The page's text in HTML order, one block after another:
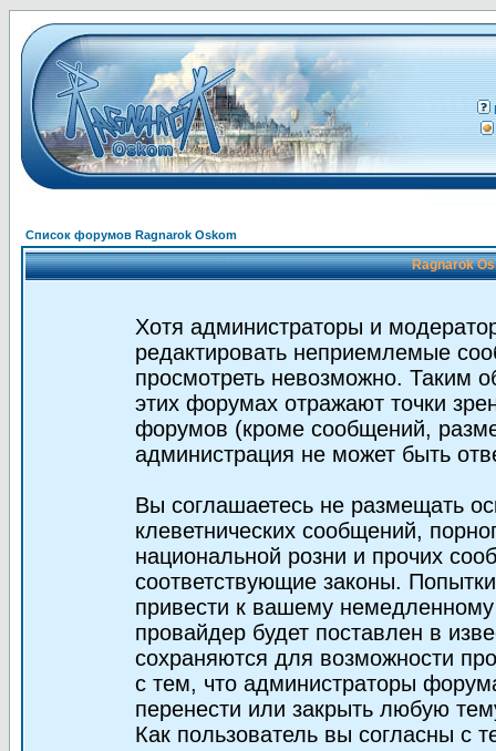
Список форумов Ragnarok Oskom
Ragnarok
Хотя администраторы и
редактировать неприемлемые
просмотреть невозможно. Таким
этих форумах отражают точки
форумов (кроме сообщений,
администрация не может быть
Вы соглашаетесь не размещать
клеветнических сообщений,
национальной розни и прочих
соответствующие законы.
привести к вашему
провайдер будет поставлен в
сохраняются для возможности
с тем, что администраторы
перенести или закрыть любую
Как пользователь вы согласны с